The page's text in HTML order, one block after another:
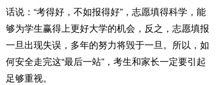
话说：“考得好，不如报得好”，志愿填得科学，能
够为学生赢得上更好大学的机会，反之，志愿填报
一旦出现失误，多年的努力将毁于一旦。所以，如
何安全走完这“最后一站”，考生和家长一定要引起
足够重视。